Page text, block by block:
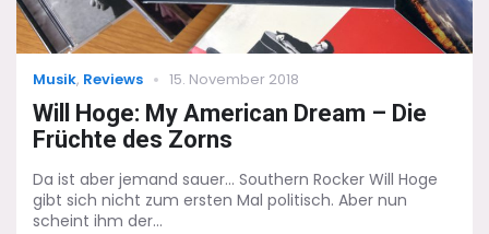
Categories
Musik, Reviews
Posted
15. November 2018
Will Hoge: My American Dream – Die
Früchte des Zorns
Da ist aber jemand sauer... Southern Rocker Will Hoge
gibt sich nicht zum ersten Mal politisch. Aber nun
scheint ihm der...